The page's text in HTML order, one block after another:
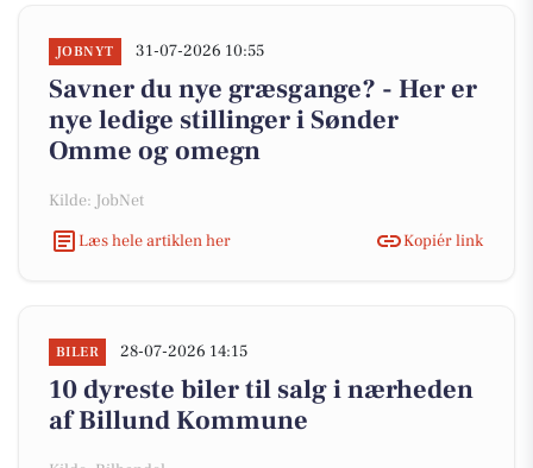
JOBNYT 31-07-2026 10:55
Savner du nye græsgange? - Her er
nye ledige stillinger i Sønder
Omme og omegn
Kilde: JobNet
Læs hele artiklen her
Kopiér link
BILER 28-07-2026 14:15
10 dyreste biler til salg i nærheden
af Billund Kommune